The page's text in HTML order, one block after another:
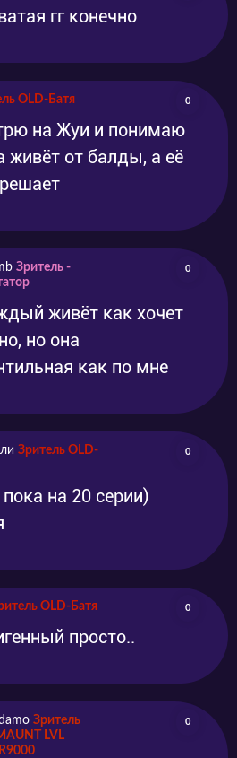
гг конечно
OLD-Батя 0
на Жуи и понимаю
живёт от балды, а её
Зритель -
0
живёт как хочет
но она
как по мне
Зритель OLD-
0
на 20 серии)
OLD-Батя 0
просто..
Зритель
LVL
0